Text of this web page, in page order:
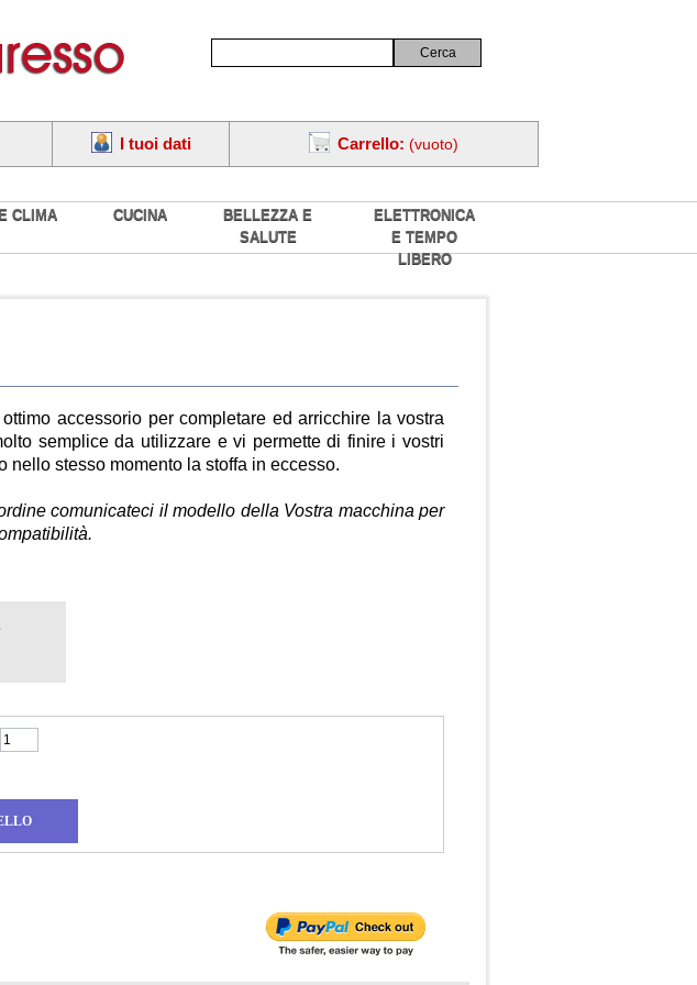
CLIMA CUCINA
BELLEZZA E
SALUTE
ELETTRONICA
E TEMPO
LIBERO
Carrello: (vuoto)
I tuoi dati
accessorio per completare ed arricchire la vostra
semplice da utilizzare e vi permette di finire i vostri
nello stesso momento la stoffa in eccesso.
comunicateci il modello della Vostra macchina per